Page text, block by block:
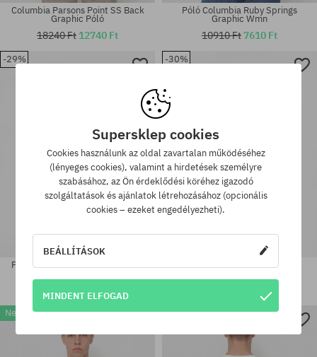
Elérhető méretek:
Elérhető méretek:
Elérhető méretek:
M; L; XL
Columbia Parsons Point SS Back
Graphic Póló
18240 Ft 12740 Ft
S
Póló Columbia Ruby Springs
Graphic Wmn
10910 Ft 7610 Ft
-29%
Póló Columbia CSC Heavyweight
-30%
Póló Columbia CSC Logo Back
11820 Ft8250 Ft
New -30%
Supersklep cookies
Cookies használunk az oldal zavartalan működéséhez
(lényeges cookies), valamint a hirdetések személyre
szabásához, az Ön érdeklődési köréhez igazodó
szolgáltatások és ajánlatok létrehozásához (opcionális
cookies – ezeket engedélyezheti).
BEÁLLÍTÁSOK
MINDENT ELFOGAD